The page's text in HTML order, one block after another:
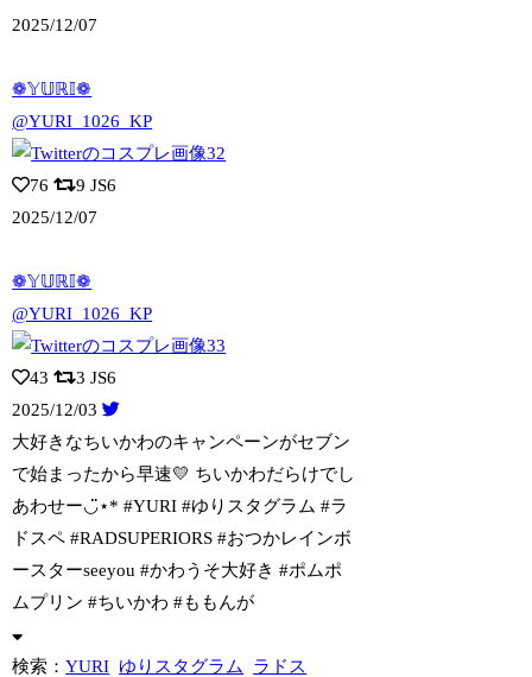
2025/12/07
❁𝕐𝕌ℝ𝕀❁
@YURI_1026_KP
76 9 JS6
2025/12/07
❁𝕐𝕌ℝ𝕀❁
@YURI_1026_KP
43 3 JS6
2025/12/03
大好きなちいかわのキャンペーンがセブン
で始まったから早速💛 ちいかわだらけでし
あわせー◡̈⋆* #YURI #ゆりスタグラム #ラ
ドスペ #RADSUPERIORS #おつかレインボ
ースターseeyou #かわうそ大好き #ポムポ
ムプリン #ちいかわ #ももんが
検索：YURI ゆりスタグラム
ラドス